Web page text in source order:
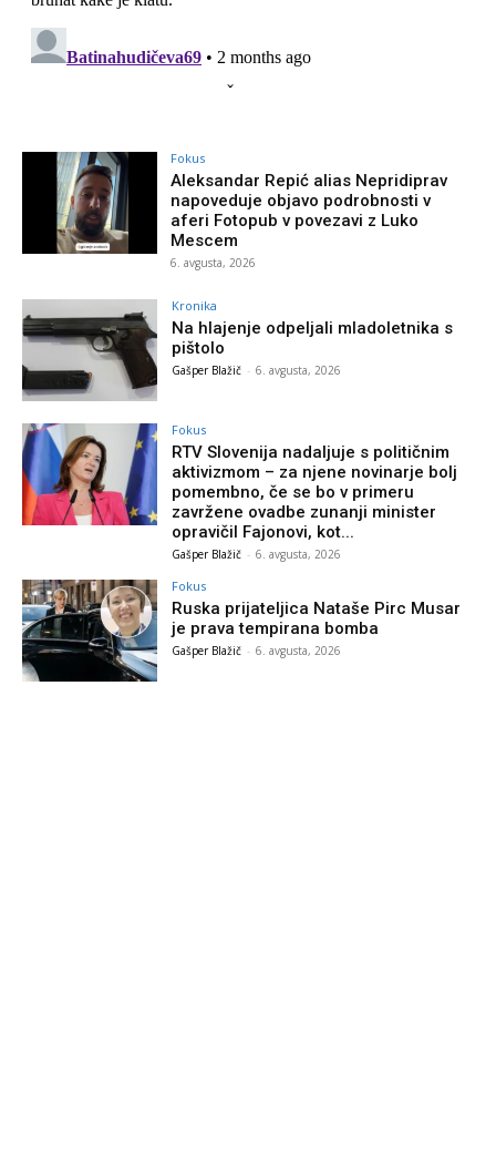
Fokus
Aleksandar Repić alias Nepridiprav
napoveduje objavo podrobnosti v
aferi Fotopub v povezavi z Luko
Mescem
6. avgusta, 2026
Kronika
Na hlajenje odpeljali mladoletnika s
pištolo
Gašper Blažič - 6. avgusta, 2026
Fokus
RTV Slovenija nadaljuje s političnim
aktivizmom – za njene novinarje bolj
pomembno, če se bo v primeru
zavržene ovadbe zunanji minister
opravičil Fajonovi, kot...
Gašper Blažič - 6. avgusta, 2026
Fokus
Ruska prijateljica Nataše Pirc Musar
je prava tempirana bomba
Gašper Blažič - 6. avgusta, 2026